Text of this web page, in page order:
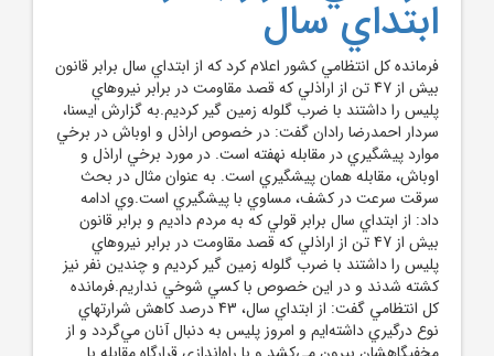
ابتداي سال
فرمانده کل انتظامي کشور اعلام کرد که از ابتداي سال برابر قانون
بيش از 47 تن از اراذلي که قصد مقاومت در برابر نيروهاي
پليس را داشتند با ضرب گلوله زمين گير کرديم.به گزارش ايسنا،
سردار احمدرضا رادان گفت: در خصوص اراذل و اوباش در برخي
موارد پيشگيري در مقابله نهفته است. در مورد برخي اراذل و
اوباش، مقابله همان پيشگيري است. به عنوان مثال در بحث
سرقت سرعت در کشف، مساوي با پيشگيري است.وي ادامه
داد: از ابتداي سال برابر قولي که به مردم داديم و برابر قانون
بيش از 47 تن از اراذلي که قصد مقاومت در برابر نيروهاي
پليس را داشتند با ضرب گلوله زمين گير کرديم و چندين نفر نيز
کشته شدند و در اين خصوص با کسي شوخي نداريم.فرمانده
کل انتظامي گفت: از ابتداي سال، 43 درصد کاهش شرارتهاي
نوع درگيري داشته‌ايم و امروز پليس به دنبال آنان مي‌گردد و از